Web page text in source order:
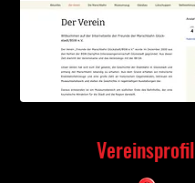
Vereinsprofil